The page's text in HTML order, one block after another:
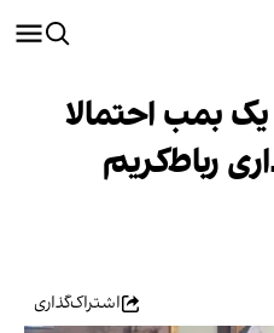
یک بمب احتمالا
رباط‌کریم
اشتراک‌گذاری